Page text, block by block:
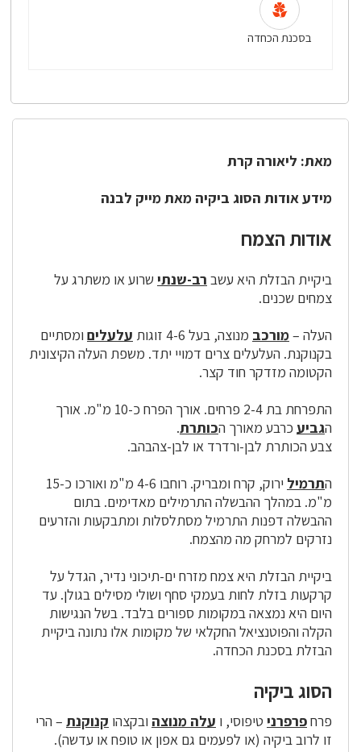
בסכנת הכחדה
מאת: ליאורה קרת
מידע אודות הסוג ביקיה מאתמייק לבנה
אודות הצמח
ביקיית הבזלת היא עשב רב-שנתי שרוע או משתרג על
צמחים שכנים.
העלה –מורכב מנוצה, בעל 4-6 זוגות עלעלים ומסתיים
בקנוקנת. העלעלים צרים דמויי יתד. משפת העלה הקיצונית
הקטומה מזדקר חוד קצר.
התפרחת בת 2-4 פרחים. אורך הפרח כ-10 מ"מ. אורך
הגביע כרבע מאורך הכותרת.
צבע הכותרת לבן-ורדרד או לבן-צהבהב.
התרמיל
ירוק, קרח ומבריק. רוחבו 4-6 מ"מ ואורכו כ-15
מ"מ. במהלך ההבשלה התרמילים מאדימים. בתום
ההבשלה דפנות התרמיל מסתלסלות ומתבקעות והזרעים
נזרקים למרחק מה מהצמח.
ביקיית הבזלת היא צמח מזרח ים-תיכוני נדיר, הגדל על
קרקעות בזלת לחות בעמקי סחף ושולי מסילים בגולן. עד
היום היא נמצאה במקומות ספורים בלבד. בשל הנגישות
הקלה והפוטנציאל החקלאי של מקומות אלו נתונה ביקיית
הבזלת בסכנת הכחדה.
הסוג ביקיה
פרחפרפרני טיפוסי, ו עלה מנוצה ובקצהו קנוקנת – הרי
זו לרוב ביקיה (או לפעמים גם אפון או טופח או עדשה).